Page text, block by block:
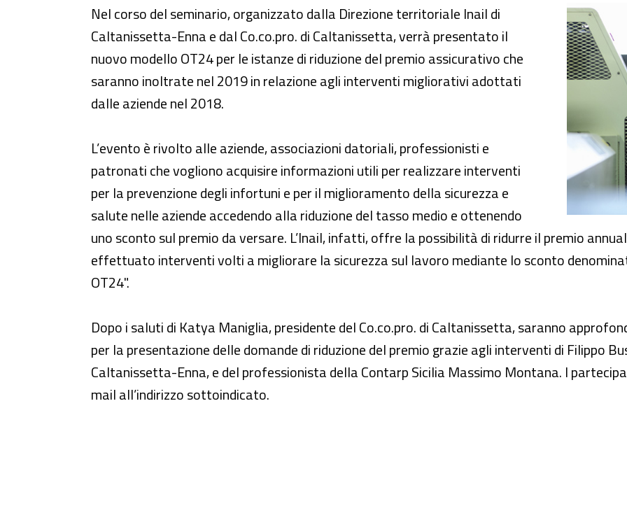
Seminario su OT20 e OT24 - “Vuoi approfittare degli sgravi Inail?”
Nel corso del seminario, organizzato dalla Direzione territoriale Inail di
Caltanissetta-Enna e dal Co.co.pro. di Caltanissetta, verrà presentato il
nuovo modello OT24 per le istanze di riduzione del premio assicurativo che
saranno inoltrate nel 2019 in relazione agli interventi migliorativi adottati
dalle aziende nel 2018.
L’evento è rivolto alle aziende, associazioni datoriali, professionisti e
patronati che vogliono acquisire informazioni utili per realizzare interventi
per la prevenzione degli infortuni e per il miglioramento della sicurezza e
salute nelle aziende accedendo alla riduzione del tasso medio e ottenendo
uno sconto sul premio da versare. L’Inail, infatti, offre la possibilità di ridurre il premio
effettuato interventi volti a migliorare la sicurezza sul lavoro mediante lo sconto
OT24".
Dopo i saluti di Katya Maniglia, presidente del Co.co.pro. di Caltanissetta, saranno
per la presentazione delle domande di riduzione del premio grazie agli interventi di Filippo
Caltanissetta-Enna, e del professionista della Contarp Sicilia Massimo Montana. I
mail all’indirizzo sottoindicato.